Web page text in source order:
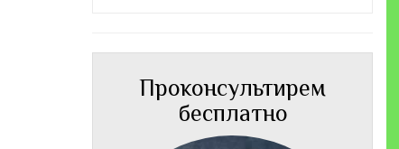
Проконсультирем
бесплатно